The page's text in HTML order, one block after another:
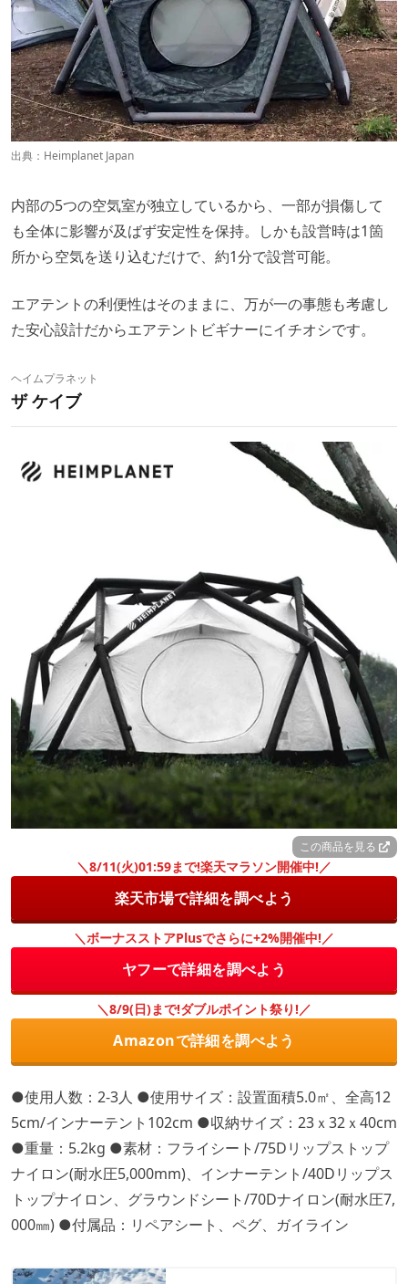
出典： Heimplanet Japan
内部の5つの空気室が独立しているから、一部が損傷して
も全体に影響が及ばず安定性を保持。しかも設営時は1箇
所から空気を送り込むだけで、約1分で設営可能。
エアテントの利便性はそのままに、万が一の事態も考慮し
た安心設計だからエアテントビギナーにイチオシです。
ヘイムプラネット
ザ ケイブ
この商品を見る
＼8/11(火)01:59まで!楽天マラソン開催中!／
楽天市場で詳細を調べよう
＼ボーナスストアPlusでさらに+2%開催中!／
ヤフーで詳細を調べよう
＼8/9(日)まで!ダブルポイント祭り!／
Amazonで詳細を調べよう
●使用人数：2-3人 ●使用サイズ：設置面積5.0㎡、全高12
5cm/インナーテント102cm ●収納サイズ：23ｘ32ｘ40cm
●重量：5.2kg ●素材：フライシート/75Dリップストップ
ナイロン(耐水圧5,000mm)、インナーテント/40Dリップス
トップナイロン、グラウンドシート/70Dナイロン(耐水圧7,
000㎜) ●付属品：リペアシート、ペグ、ガイライン